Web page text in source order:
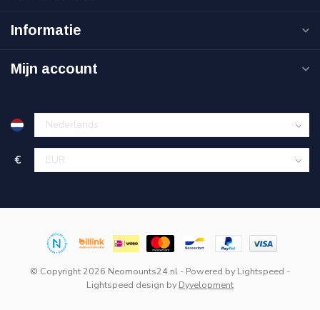
Informatie
Mijn account
€
© Copyright 2026 Neomounts24.nl - Powered by Lightspeed -
Lightspeed design by Dyvelopment